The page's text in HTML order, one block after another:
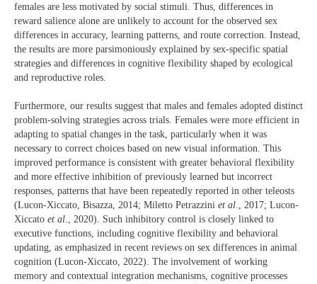
females are less motivated by social stimuli. Thus, differences in
reward salience alone are unlikely to account for the observed sex
differences in accuracy, learning patterns, and route correction. Instead,
the results are more parsimoniously explained by sex-specific spatial
strategies and differences in cognitive flexibility shaped by ecological
and reproductive roles.
Furthermore, our results suggest that males and females adopted distinct
problem-solving strategies across trials. Females were more efficient in
adapting to spatial changes in the task, particularly when it was
necessary to correct choices based on new visual information. This
improved performance is consistent with greater behavioral flexibility
and more effective inhibition of previously learned but incorrect
responses, patterns that have been repeatedly reported in other teleosts
(Lucon-Xiccato, Bisazza, 2014; Miletto Petrazzini et al., 2017; Lucon-
Xiccato et al., 2020). Such inhibitory control is closely linked to
executive functions, including cognitive flexibility and behavioral
updating, as emphasized in recent reviews on sex differences in animal
cognition (Lucon-Xiccato, 2022). The involvement of working
memory and contextual integration mechanisms, cognitive processes